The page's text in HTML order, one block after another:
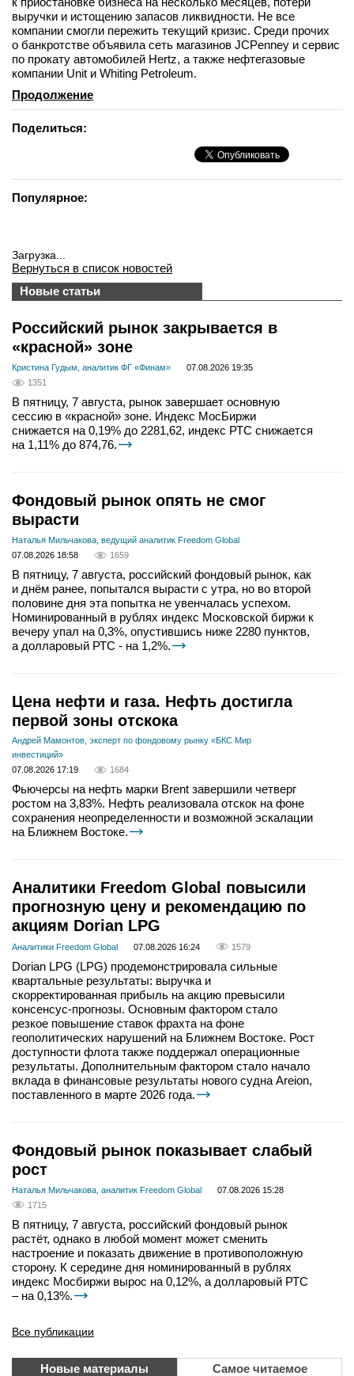
выручки и истощению запасов ликвидности. Не все
компании смогли пережить текущий кризис. Среди прочих
о банкротстве объявила сеть магазинов JCPenney и сервис
по прокату автомобилей Hertz, а также нефтегазовые
компании Unit и Whiting Petroleum.
Продолжение
Поделиться:
Популярное:
Загрузка...
Вернуться в список новостей
Новые статьи
Российский рынок закрывается в
«красной» зоне
Кристина Гудым, аналитик ФГ «Финам»
07.08.2026 19:35
1351
В пятницу, 7 августа, рынок завершает основную
сессию в «красной» зоне. Индекс МосБиржи
снижается на 0,19% до 2281,62, индекс РТС снижается
на 1,11% до 874,76.
Фондовый рынок опять не смог
вырасти
Наталья Мильчакова, ведущий аналитик Freedom Global
07.08.2026 18:58
1659
В пятницу, 7 августа, российский фондовый рынок, как
и днём ранее, попытался вырасти с утра, но во второй
половине дня эта попытка не увенчалась успехом.
Номинированный в рублях индекс Московской биржи к
вечеру упал на 0,3%, опустившись ниже 2280 пунктов,
а долларовый РТС - на 1,2%.
Цена нефти и газа. Нефть достигла
первой зоны отскока
Андрей Мамонтов, эксперт по фондовому рынку «БКС Мир
инвестиций»
07.08.2026 17:19
1684
Фьючерсы на нефть марки Brent завершили четверг
ростом на 3,83%. Нефть реализовала отскок на фоне
сохранения неопределенности и возможной эскалации
на Ближнем Востоке.
Аналитики Freedom Global повысили
прогнозную цену и рекомендацию по
акциям Dorian LPG
Аналитики Freedom Global 07.08.2026 16:24 1579
Dorian LPG (LPG) продемонстрировала сильные
квартальные результаты: выручка и
скорректированная прибыль на акцию превысили
консенсус-прогнозы. Основным фактором стало
резкое повышение ставок фрахта на фоне
геополитических нарушений на Ближнем Востоке. Рост
доступности флота также поддержал операционные
результаты. Дополнительным фактором стало начало
вклада в финансовые результаты нового судна Areion,
поставленного в марте 2026 года.
Фондовый рынок показывает слабый
рост
Наталья Мильчакова, аналитик Freedom Global
07.08.2026 15:28
1715
В пятницу, 7 августа, российский фондовый рынок
растёт, однако в любой момент может сменить
настроение и показать движение в противоположную
сторону. К середине дня номинированный в рублях
индекс Мосбиржи вырос на 0,12%, а долларовый РТС
– на 0,13%.
Все публикации
Новые материалы Самое читаемое